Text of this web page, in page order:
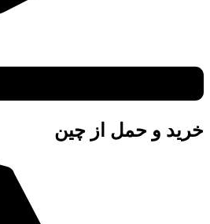
خرید و حمل از چین